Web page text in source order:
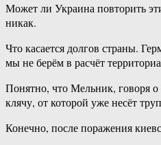
Может ли Украина повторить
никак.
Что касается долгов страны.
мы не берём в расчёт
Понятно, что Мельник, говоря
клячу, от которой уже несёт
Конечно, после поражения